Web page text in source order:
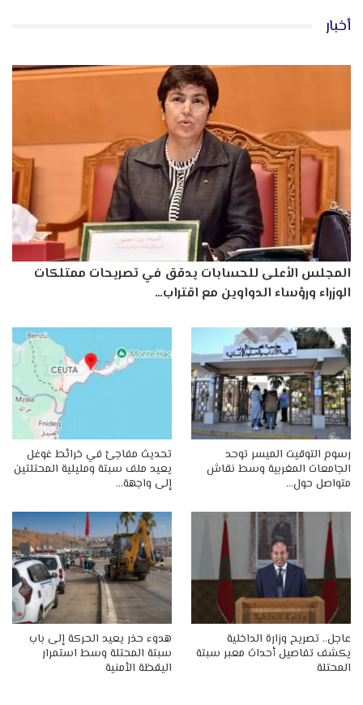
أخبار
المجلس الأعلى للحسابات يدقق في تصريحات ممتلكات
الوزراء ورؤساء الدواوين مع اقتراب…
رسوم التوقيت الميسر توحد
الجامعات المغربية وسط نقاش
متواصل حول…
تحديث مفاجئ في خرائط غوغل
يعيد ملف سبتة ومليلية المحتلتين
إلى واجهة…
عاجل.. تصريح وزارة الداخلية
يكشف تفاصيل أحداث معبر سبتة
المحتلة
هدوء حذر يعيد الحركة إلى باب
سبتة المحتلة وسط استمرار
اليقظة الأمنية